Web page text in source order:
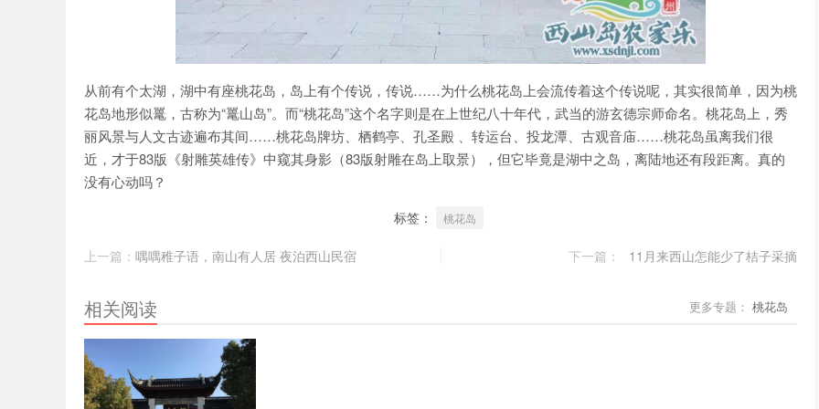
从前有个太湖，湖中有座桃花岛，岛上有个传说，传说……为什么桃花岛上会流传着这个传说呢，其实很简单，因为桃
花岛地形似鼍，古称为“鼍山岛”。而“桃花岛”这个名字则是在上世纪八十年代，武当的游玄德宗师命名。桃花岛上，秀
丽风景与人文古迹遍布其间……桃花岛牌坊、栖鹤亭、孔圣殿 、转运台、投龙潭、古观音庙……桃花岛虽离我们很
近，才于83版《射雕英雄传》中窥其身影（83版射雕在岛上取景），但它毕竟是湖中之岛，离陆地还有段距离。真的
没有心动吗？
标签： 桃花岛
上一篇： 喁喁稚子语，南山有人居 夜泊西山民宿 下一篇： 11月来西山怎能少了桔子采摘
更多专题： 桃花岛
相关阅读